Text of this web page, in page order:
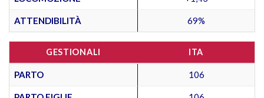
ATTENDIBILITÀ 69%
GESTIONALI ITA
PARTO 106